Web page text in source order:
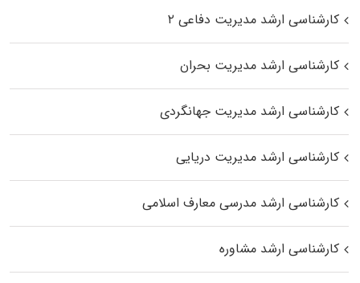
کارشناسی ارشد مدیریت دفاعی ۲
کارشناسی ارشد مدیریت بحران
کارشناسی ارشد مدیریت جهانگردی
کارشناسی ارشد مدیریت دریایی
کارشناسی ارشد مدرسی معارف اسلامی
کارشناسی ارشد مشاوره